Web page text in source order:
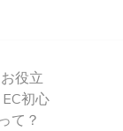
役立
EC初心
て？